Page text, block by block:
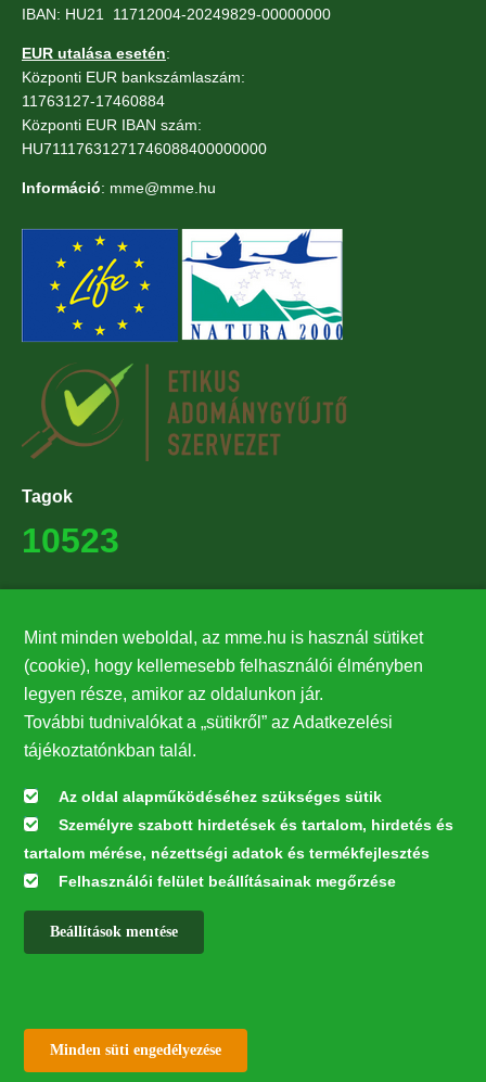
IBAN: HU21 11712004-20249829-00000000
EUR utalása esetén:
Központi EUR bankszámlaszám:
11763127-17460884
Központi EUR IBAN szám:
HU71117631271746088400000000
Információ: mme@mme.hu
Tagok
10523
27224
Hírlevél feliratkozás
Értesüljön elsőként legfrissebb híreinkről, eseményeinkről!
Feliratkozás
Mint minden weboldal, az mme.hu is használ sütiket
(cookie), hogy kellemesebb felhasználói élményben
legyen része, amikor az oldalunkon jár.
További tudnivalókat a „sütikről” az Adatkezelési
tájékoztatónkban talál.
Az oldal alapműködéséhez szükséges sütik
Személyre szabott hirdetések és tartalom, hirdetés és
tartalom mérése, nézettségi adatok és termékfejlesztés
Felhasználói felület beállításainak megőrzése
Beállítások mentése
Minden süti engedélyezése